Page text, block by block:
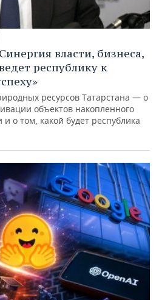
власти, бизнеса,
республику к
ресурсов Татарстана — о
объектов накопленного
о том, какой будет республика